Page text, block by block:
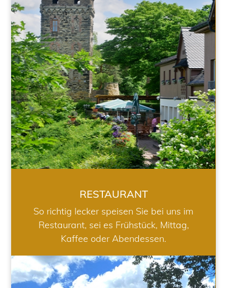
RESTAURANT
RESTAURANT
So richtig lecker speisen Sie bei uns im
Restaurant, sei es Frühstück, Mittag,
Kaffee oder Abendessen.